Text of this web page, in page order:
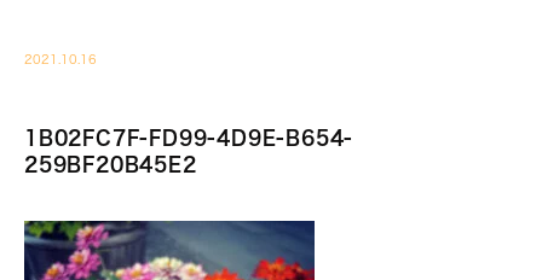
2021.10.16
1B02FC7F-FD99-4D9E-B654-
259BF20B45E2